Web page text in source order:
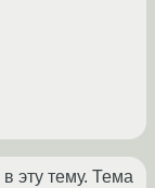
эту тему. Тема